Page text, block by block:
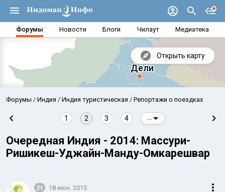
Форумы Новости Блоги Чилаут Медиатека
Открыть карту
Форумы Индия Индия туристическая Репортажи о поездках
1 2 3 4
Очередная Индия - 2014: Массури-
Ришикеш-Уджайн-Манду-Омкарешвар
21 18 июн. 2015